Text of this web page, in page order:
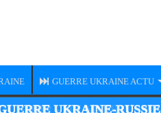
GUERRE UKRAINE ACTU
UKRAINE-RUSSIE